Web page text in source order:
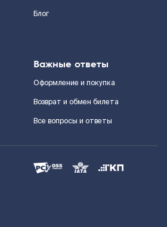
Блог
Важные ответы
Оформление и покупка
Возврат и обмен билета
Все вопросы и ответы